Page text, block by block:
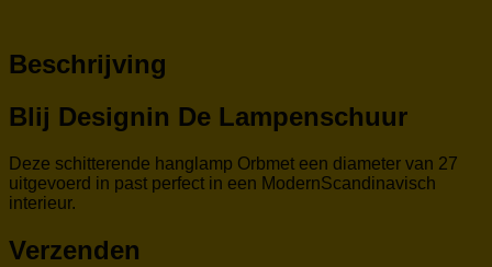
Beschrijving
Blij Designin De Lampenschuur
Deze schitterende hanglamp Orbmet een diameter van 27
uitgevoerd in past perfect in een ModernScandinavisch
interieur.
Verzenden